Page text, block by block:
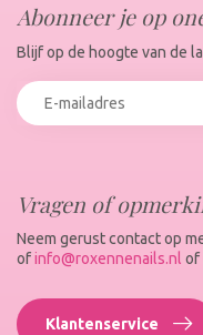
Vragen of
Neem gerust contact op
ofinfo@roxennenails.nl of
Klantenservice
Abonneer je op
Blijf op de hoogte van de